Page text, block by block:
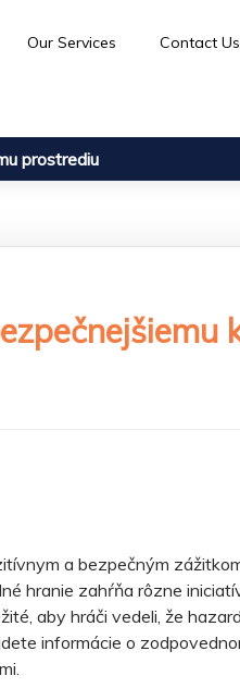
Our Services Contact Us
prostrediu
a bezpečným
hranie zahŕňa rôzne
aby hráči vedeli, že
informácie o